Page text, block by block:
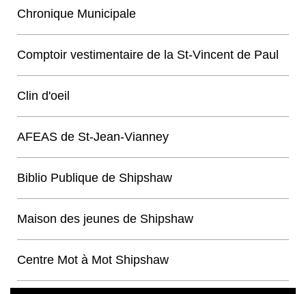
Chronique Municipale
Comptoir vestimentaire de la St-Vincent de Paul
Clin d'oeil
AFEAS de St-Jean-Vianney
Biblio Publique de Shipshaw
Maison des jeunes de Shipshaw
Centre Mot à Mot Shipshaw